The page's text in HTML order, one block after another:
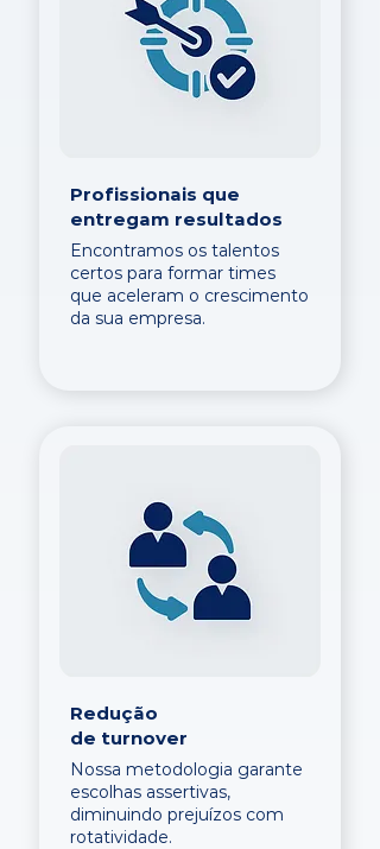
Profissionais que
entregam resultados
Encontramos os talentos
certos para formar times
que aceleram o crescimento
da sua empresa.
Redução
de turnover
Nossa metodologia garante
escolhas assertivas,
diminuindo prejuízos com
rotatividade.